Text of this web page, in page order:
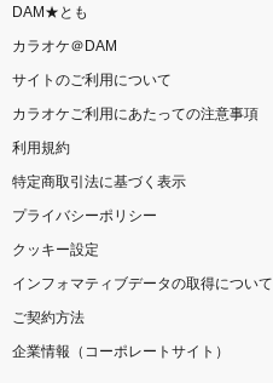
DAM★とも
カラオケ＠DAM
サイトのご利用について
カラオケご利用にあたっての注意事項
利用規約
特定商取引法に基づく表示
プライバシーポリシー
クッキー設定
インフォマティブデータの取得について
ご契約方法
企業情報（コーポレートサイト）